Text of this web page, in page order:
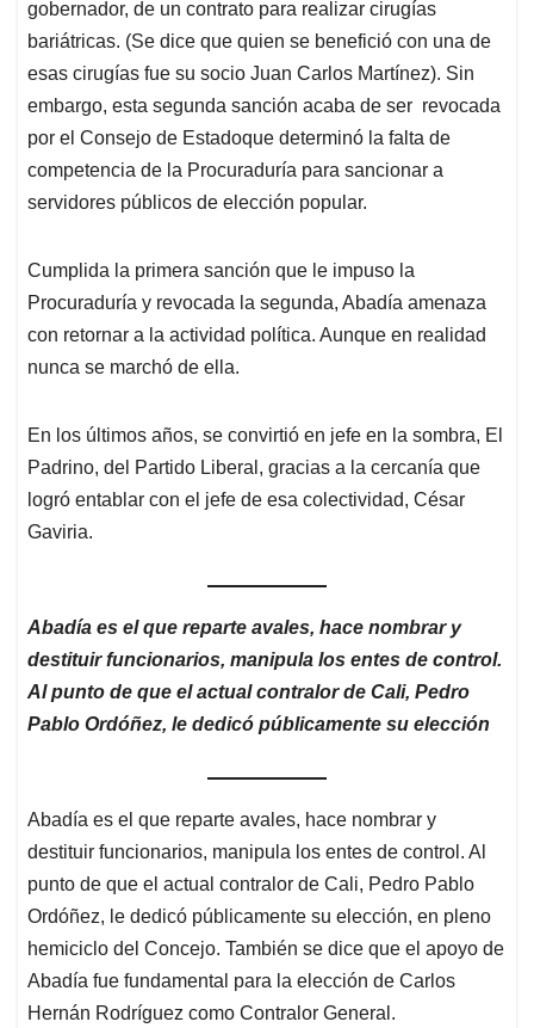
gobernador, de un contrato para realizar cirugías
bariátricas. (Se dice que quien se benefició con una de
esas cirugías fue su socio Juan Carlos Martínez). Sin
embargo, esta segunda sanción acaba de ser revocada
por el Consejo de Estadoque determinó la falta de
competencia de la Procuraduría para sancionar a
servidores públicos de elección popular.
Cumplida la primera sanción que le impuso la
Procuraduría y revocada la segunda, Abadía amenaza
con retornar a la actividad política. Aunque en realidad
nunca se marchó de ella.
En los últimos años, se convirtió en jefe en la sombra, El
Padrino, del Partido Liberal, gracias a la cercanía que
logró entablar con el jefe de esa colectividad, César
Gaviria.
Abadía es el que reparte avales, hace nombrar y
destituir funcionarios, manipula los entes de control.
Al punto de que el actual contralor de Cali, Pedro
Pablo Ordóñez, le dedicó públicamente su elección
Abadía es el que reparte avales, hace nombrar y
destituir funcionarios, manipula los entes de control. Al
punto de que el actual contralor de Cali, Pedro Pablo
Ordóñez, le dedicó públicamente su elección, en pleno
hemiciclo del Concejo. También se dice que el apoyo de
Abadía fue fundamental para la elección de Carlos
Hernán Rodríguez como Contralor General.